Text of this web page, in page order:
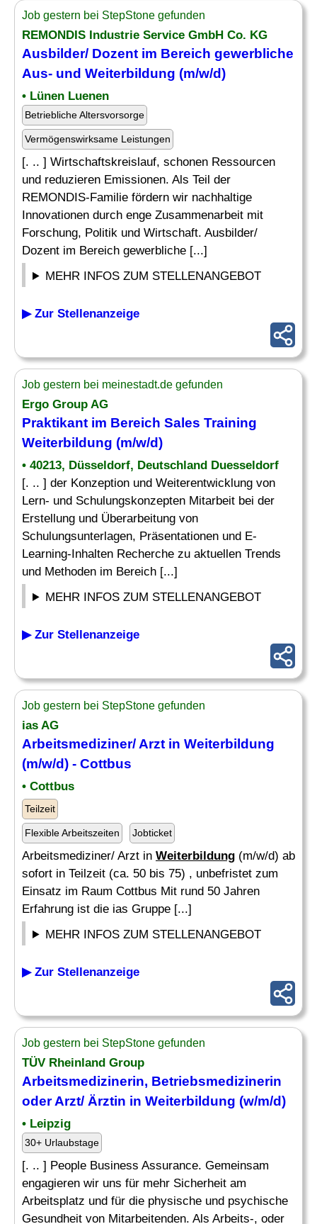
Job gestern bei StepStone gefunden
REMONDIS Industrie Service GmbH Co. KG
Ausbilder/ Dozent im Bereich gewerbliche
Aus- und Weiterbildung (m/w/d)
• Lünen Luenen
Betriebliche Altersvorsorge
Vermögenswirksame Leistungen
[. .. ] Wirtschaftskreislauf, schonen Ressourcen
und reduzieren Emissionen. Als Teil der
REMONDIS-Familie fördern wir nachhaltige
Innovationen durch enge Zusammenarbeit mit
Forschung, Politik und Wirtschaft. Ausbilder/
Dozent im Bereich gewerbliche [...]
MEHR INFOS ZUM STELLENANGEBOT
▶ Zur Stellenanzeige
Job gestern bei meinestadt.de gefunden
Ergo Group AG
Praktikant im Bereich Sales Training
Weiterbildung (m/w/d)
• 40213, Düsseldorf, Deutschland Duesseldorf
[. .. ] der Konzeption und Weiterentwicklung von
Lern- und Schulungskonzepten Mitarbeit bei der
Erstellung und Überarbeitung von
Schulungsunterlagen, Präsentationen und E-
Learning-Inhalten Recherche zu aktuellen Trends
und Methoden im Bereich [...]
MEHR INFOS ZUM STELLENANGEBOT
▶ Zur Stellenanzeige
Job gestern bei StepStone gefunden
ias AG
Arbeitsmediziner/ Arzt in Weiterbildung
(m/w/d) - Cottbus
• Cottbus
Teilzeit
Flexible Arbeitszeiten Jobticket
Arbeitsmediziner/ Arzt in Weiterbildung (m/w/d) ab
sofort in Teilzeit (ca. 50 bis 75) , unbefristet zum
Einsatz im Raum Cottbus Mit rund 50 Jahren
Erfahrung ist die ias Gruppe [...]
MEHR INFOS ZUM STELLENANGEBOT
▶ Zur Stellenanzeige
Job gestern bei StepStone gefunden
TÜV Rheinland Group
Arbeitsmedizinerin, Betriebsmedizinerin
oder Arzt/ Ärztin in Weiterbildung (w/m/d)
• Leipzig
30+ Urlaubstage
[. .. ] People Business Assurance. Gemeinsam
engagieren wir uns für mehr Sicherheit am
Arbeitsplatz und für die physische und psychische
Gesundheit von Mitarbeitenden. Als Arbeits-, oder